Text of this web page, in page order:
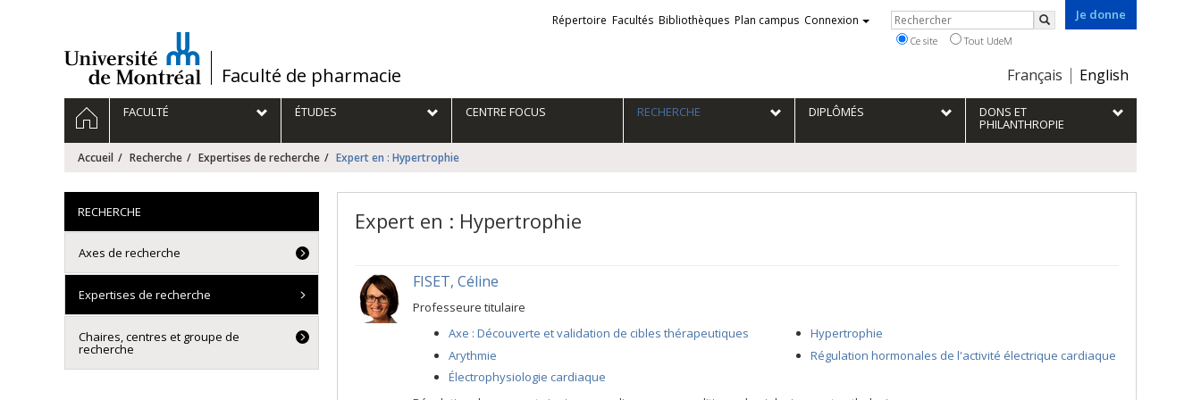
/Faculté de pharmacie
Je donne
Choix
la
langue
Français English
Liens
externes
Répertoire Facultés Bibliothèques Plan campus Connexion Rechercher
Rechercher
Ce site Tout UdeM
Navigation
principale
ACCUEILFACULTÉ ÉTUDES CENTRE FOCUS RECHERCHE DIPLÔMÉS DONS ET
PHILANTHROPIE
Accueil Recherche Expertises de recherche Expert en : Hypertrophie
Expert en : Hypertrophie
FISET, Céline
Professeure titulaire
Axe : Découverte et validation de cibles thérapeutiques
Arythmie
Électrophysiologie cardiaque
Hypertrophie
Régulation hormonales de l'activité électrique cardiaque
RECHERCHE
Axes de recherche
Expertises de recherche
Chaires, centres et groupe de
recherche